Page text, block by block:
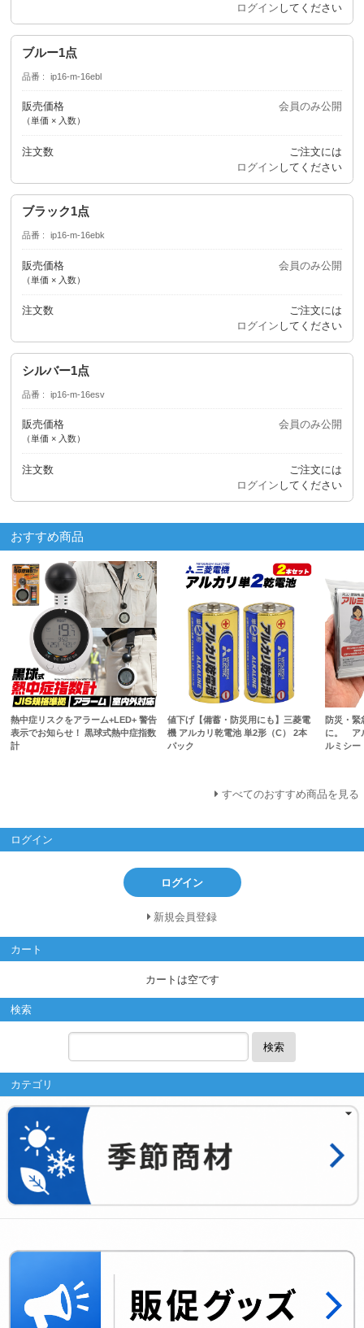
ログイン してください
ブルー1点
品番 ip16-m-16ebl
販売価格
（単価 × 入数）
会員のみ公開
注文数
ご注文には
ログイン してください
ブラック1点
品番 ip16-m-16ebk
販売価格
（単価 × 入数）
会員のみ公開
注文数
ご注文には
ログイン してください
シルバー1点
品番 ip16-m-16esv
販売価格
（単価 × 入数）
会員のみ公開
注文数
ご注文には
ログイン してください
おすすめ商品
熱中症リスクをアラーム+LED+ 警告
表示でお知らせ！ 黒球式熱中症指数
計
値下げ【備蓄・防災用にも】三菱電
機 アルカリ乾電池 単2形（C） 2本
パック
防災・緊
に。 ア
ルミシー
すべてのおすすめ商品を見る
ログイン
ログイン
新規会員登録
カート
カートは空です
検索
検索
カテゴリ